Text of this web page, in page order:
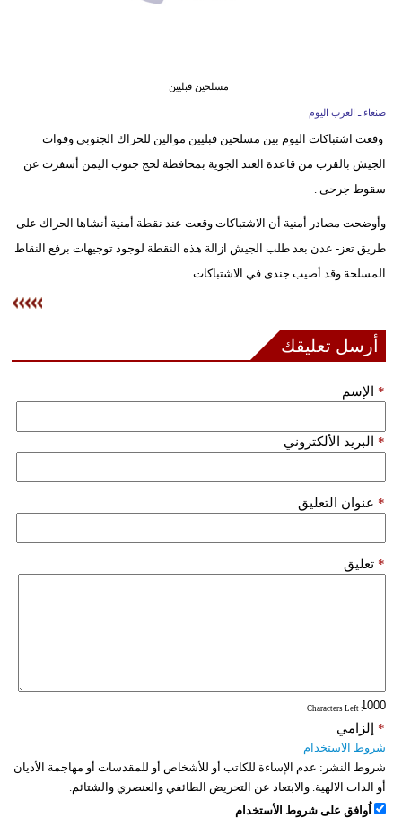
علوم
وتكنولوجيا
مدوَّنات
سيارات
مسلحين قبليين
صنعاء ـ العرب اليوم
وقعت اشتباكات اليوم بين مسلحين قبليين موالين للحراك الجنوبي وقوات
الجيش بالقرب من قاعدة العند الجوية بمحافظة لحج جنوب اليمن أسفرت عن
سقوط جرحى .
وأوضحت مصادر أمنية أن الاشتباكات وقعت عند نقطة أمنية أنشاها الحراك على
طريق تعز- عدن بعد طلب الجيش ازالة هذه النقطة لوجود توجيهات برفع النقاط
المسلحة وقد أصيب جندى في الاشتباكات .
أرسل تعليقك
الإسم *
البريد الألكتروني *
عنوان التعليق *
تعليق *
: Characters Left
إلزامي *
شروط الاستخدام
شروط النشر: عدم الإساءة للكاتب أو للأشخاص أو للمقدسات أو مهاجمة الأديان
أو الذات الالهية. والابتعاد عن التحريض الطائفي والعنصري والشتائم.
اُوافق على شروط الأستخدام